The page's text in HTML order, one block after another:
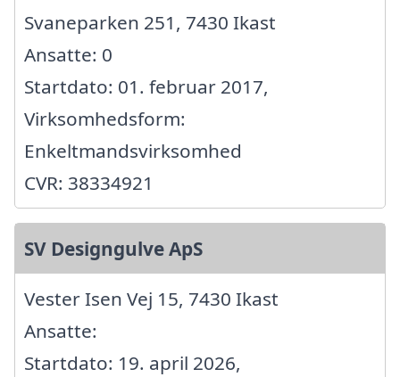
Svaneparken 251, 7430 Ikast
Ansatte: 0
Startdato: 01. februar 2017,
Virksomhedsform:
Enkeltmandsvirksomhed
CVR: 38334921
SV Designgulve ApS
Vester Isen Vej 15, 7430 Ikast
Ansatte:
Startdato: 19. april 2026,